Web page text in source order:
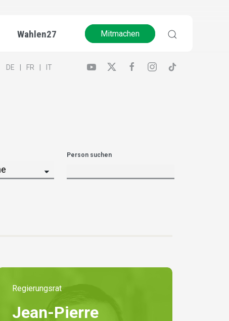
Wahlen27 Mitmachen
DE FR IT
Person suchen
Regierungsrat
Jean-Pierre